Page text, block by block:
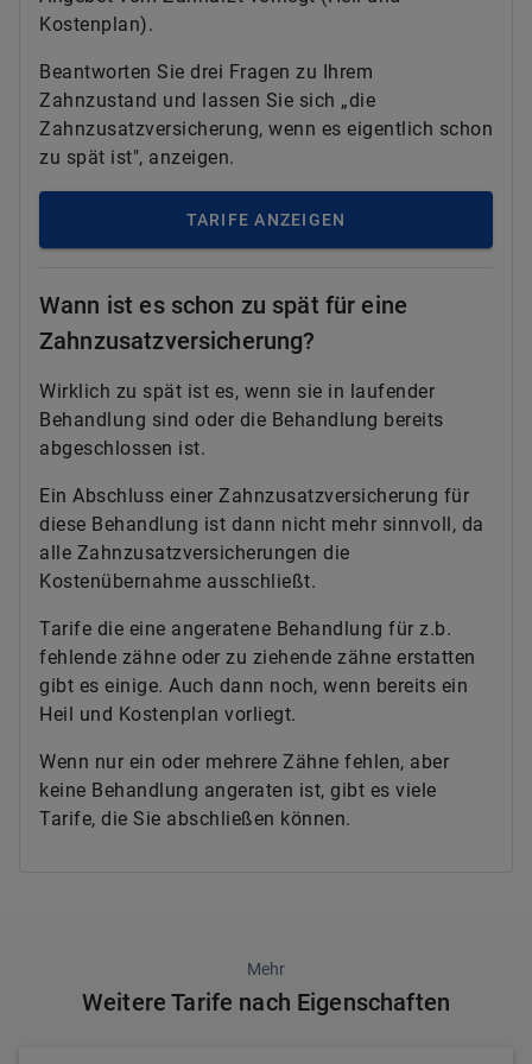
Kostenplan).
Beantworten Sie drei Fragen zu Ihrem
Zahnzustand und lassen Sie sich „die
Zahnzusatzversicherung, wenn es eigentlich schon
zu spät ist", anzeigen.
TARIFE ANZEIGEN
Wann ist es schon zu spät für eine
Zahnzusatzversicherung?
Wirklich zu spät ist es, wenn sie in laufender
Behandlung sind oder die Behandlung bereits
abgeschlossen ist.
Ein Abschluss einer Zahnzusatzversicherung für
diese Behandlung ist dann nicht mehr sinnvoll, da
alle Zahnzusatzversicherungen die
Kostenübernahme ausschließt.
Tarife die eine angeratene Behandlung für z.b.
fehlende zähne oder zu ziehende zähne erstatten
gibt es einige. Auch dann noch, wenn bereits ein
Heil und Kostenplan vorliegt.
Wenn nur ein oder mehrere Zähne fehlen, aber
keine Behandlung angeraten ist, gibt es viele
Tarife, die Sie abschließen können.
Mehr
Weitere Tarife nach Eigenschaften